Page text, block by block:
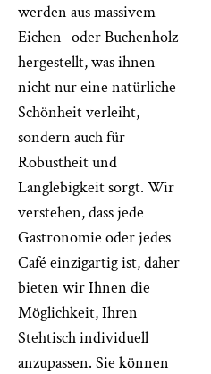
werden aus massivem
Eichen- oder Buchenholz
hergestellt, was ihnen
nicht nur eine natürliche
Schönheit verleiht,
sondern auch für
Robustheit und
Langlebigkeit sorgt. Wir
verstehen, dass jede
Gastronomie oder jedes
Café einzigartig ist, daher
bieten wir Ihnen die
Möglichkeit, Ihren
Stehtisch individuell
anzupassen. Sie können